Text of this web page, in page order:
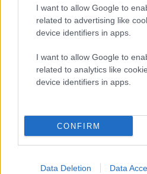
I want to allow Google to
related to advertising like
device identifiers in apps.
I want to allow Google to
related to analytics like
device identifiers in apps.
CONFIRM
Data Deletion Data
κατάστημα που κάνατε like
διαθέσιμο το προϊον.
εταιρεία η δυνατότητα αυτή
Αν θέλετε να αρχίσετε να
emails για εκπτώσεις στα
στο Facebook απόεδώ.